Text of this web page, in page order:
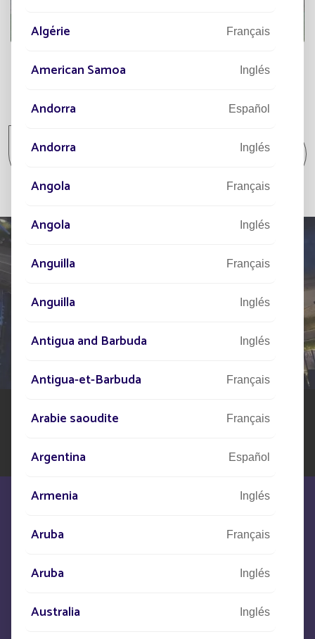
Todos los proyectos Comunidad / Lugar
Nuestra red de expertos está a su disposición en todo
público solar
Estamos a su disposición para
Algérie Français
American Samoa Inglés
Andorra Español
Andorra Inglés
Angola Français
Angola Inglés
Anguilla Français
Anguilla Inglés
Antigua and Barbuda Inglés
Antigua-et-Barbuda Français
Arabie saoudite Français
Argentina Español
Armenia Inglés
Aruba Français
Aruba Inglés
Australia Inglés